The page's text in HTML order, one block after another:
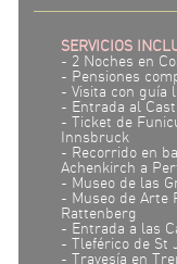
SERVICIOS
- 2 Noches en
- Pensiones
- Visita con guía
- Entrada al
- Ticket de
Innsbruck
- Recorrido en
Achenkirch a
- Museo de las
- Museo de Arte
Rattenberg
- Entrada a las
- Tleférico de St
- Travesía en